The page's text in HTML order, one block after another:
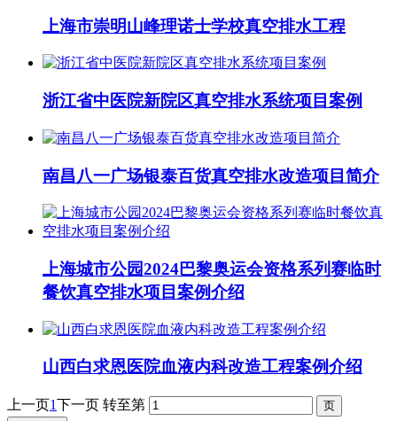
上海市崇明山峰理诺士学校真空排水工程
浙江省中医院新院区真空排水系统项目案例
南昌八一广场银泰百货真空排水改造项目简介
上海城市公园2024巴黎奥运会资格系列赛临时
餐饮真空排水项目案例介绍
山西白求恩医院血液内科改造工程案例介绍
上一页1下一页 转至第